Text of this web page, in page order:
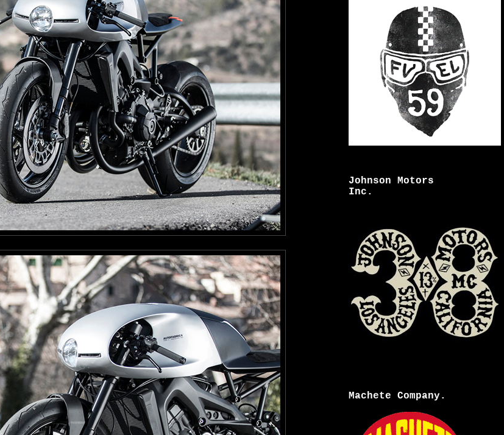
Johnson Motors
Inc.
Machete Company.